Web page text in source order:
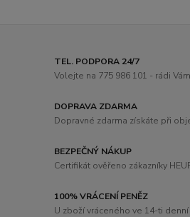
TEL. PODPORA 24/7
Volejte na 775 986 101 - rádi
DOPRAVA ZDARMA
Dopravné zdarma získáte při
BEZPEČNÝ NÁKUP
Certifikát ověřeno zákazníky
100% VRÁCENÍ PENĚZ
U zboží vráceného ve 14-ti